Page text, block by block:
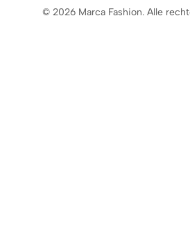
© 2026 Marca Fashion. Alle